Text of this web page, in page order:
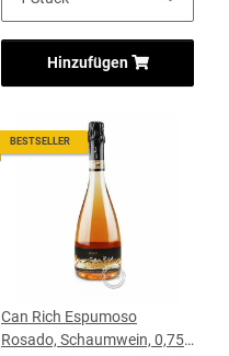
Hinzufügen
BESTSELLER
Can Rich Espumoso
Rosado, Schaumwein, 0,75-